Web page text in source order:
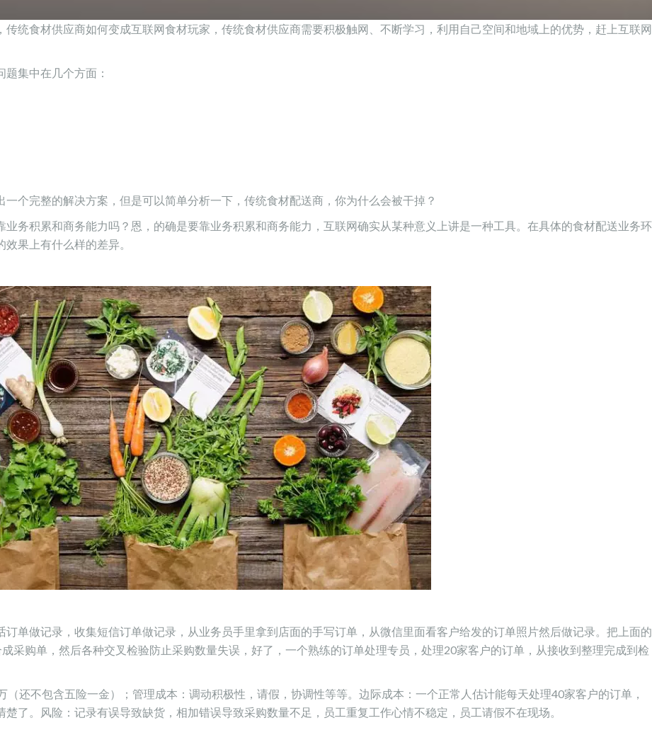
统食材供应商如何变成互联网食材玩家，传统食材供应商需要积极触网、不断学习，利用自己空间和地域上的优势，赶上互联网
集中在几个方面：
个完整的解决方案，但是可以简单分析一下，传统食材配送商，你为什么会被干掉？
务积累和商务能力吗？恩，的确是要靠业务积累和商务能力，互联网确实从某种意义上讲是一种工具。在具体的食材配送业务环
果上有什么样的差异。
单做记录，收集短信订单做记录，从业务员手里拿到店面的手写订单，从微信里面看客户给发的订单照片然后做记录。把上面的
采购单，然后各种交叉检验防止采购数量失误，好了，一个熟练的订单处理专员，处理20家客户的订单，从接收到整理完成到检
还不包含五险一金）；管理成本：调动积极性，请假，协调性等等。边际成本：一个正常人估计能每天处理40家客户的订单，
了。风险：记录有误导致缺货，相加错误导致采购数量不足，员工重复工作心情不稳定，员工请假不在现场。